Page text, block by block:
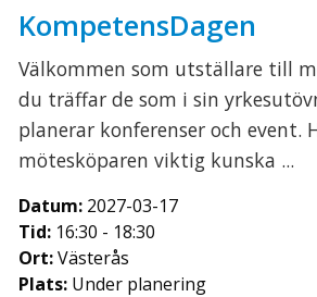
KompetensDagen
Välkommen som utställare till
du träffar de som i sin
planerar konferenser och event.
mötesköparen viktig kunska ...
Datum: 2027-03-17
Tid: 16:30 - 18:30
Ort:Västerås
Plats: Under planering